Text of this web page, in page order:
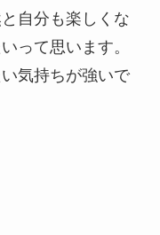
自分も楽しくな
って思います。
気持ちが強いで